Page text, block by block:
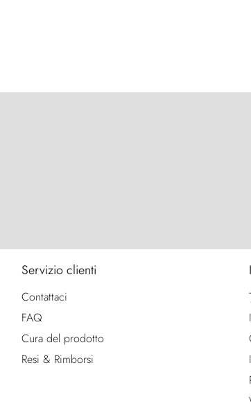
Servizio clienti
Contattaci
FAQ
Cura del prodotto
Resi & Rimborsi